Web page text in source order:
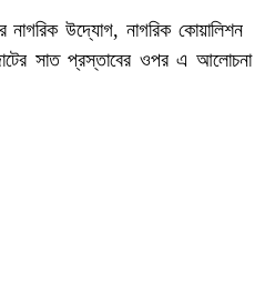
নাগরিক উদ্যোগ, নাগরিক কোয়ালিশন
সাত প্রস্তাবের ওপর এ আলোচনা